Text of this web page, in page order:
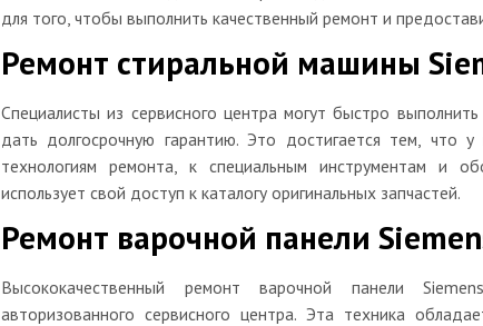
для того, чтобы выполнить качественный ремонт и
Ремонт стиральной машины
Специалисты из сервисного центра могут быстро
дать долгосрочную гарантию. Это достигается тем, что
технологиям ремонта, к специальным инструментам и
использует свой доступ к каталогу оригинальных запчастей.
Ремонт варочной панели
Высококачественный ремонт варочной панели
авторизованного сервисного центра. Эта техника